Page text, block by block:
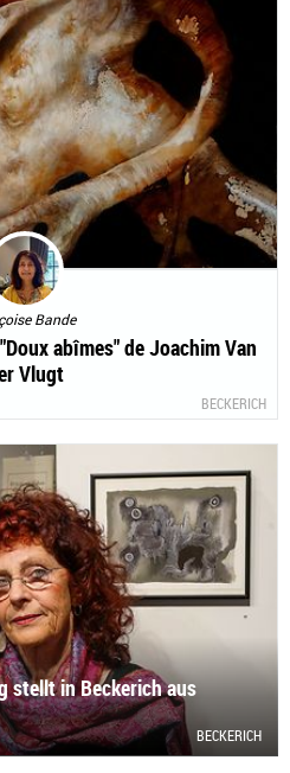
Bande
abîmes" de Joachim Van
Vlugt
BECKERICH
stellt in Beckerich aus
BECKERICH